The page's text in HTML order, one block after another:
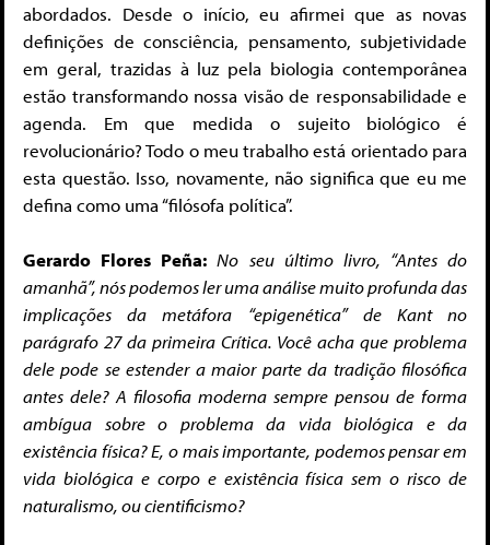
abordados. Desde o início, eu afirmei que as novas
definições de consciência, pensamento, subjetividade
em geral, trazidas à luz pela biologia contemporânea
estão transformando nossa visão de responsabilidade e
agenda. Em que medida o sujeito biológico é
revolucionário? Todo o meu trabalho está orientado para
esta questão. Isso, novamente, não significa que eu me
defina como uma “filósofa política”.
Gerardo Flores Peña:No seu último livro, “Antes do
amanhã”, nós podemos ler uma análise muito profunda das
implicações da metáfora “epigenética” de Kant no
parágrafo 27 da primeira Crítica. Você acha que problema
dele pode se estender a maior parte da tradição filosófica
antes dele? A filosofia moderna sempre pensou de forma
ambígua sobre o problema da vida biológica e da
existência física? E, o mais importante, podemos pensar em
vida biológica e corpo e existência física sem o risco de
naturalismo, ou cientificismo?